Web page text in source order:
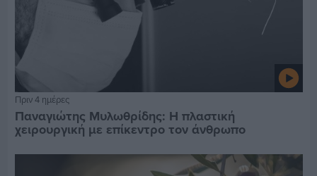
Πριν 4 ημέρες
Παναγιώτης Μυλωθρίδης: Η πλαστική
χειρουργική με επίκεντρο τον άνθρωπο